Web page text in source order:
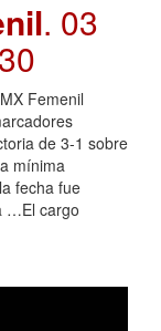
. 03
Femenil
de 3-1 sobre
mínima
fecha fue
…El cargo